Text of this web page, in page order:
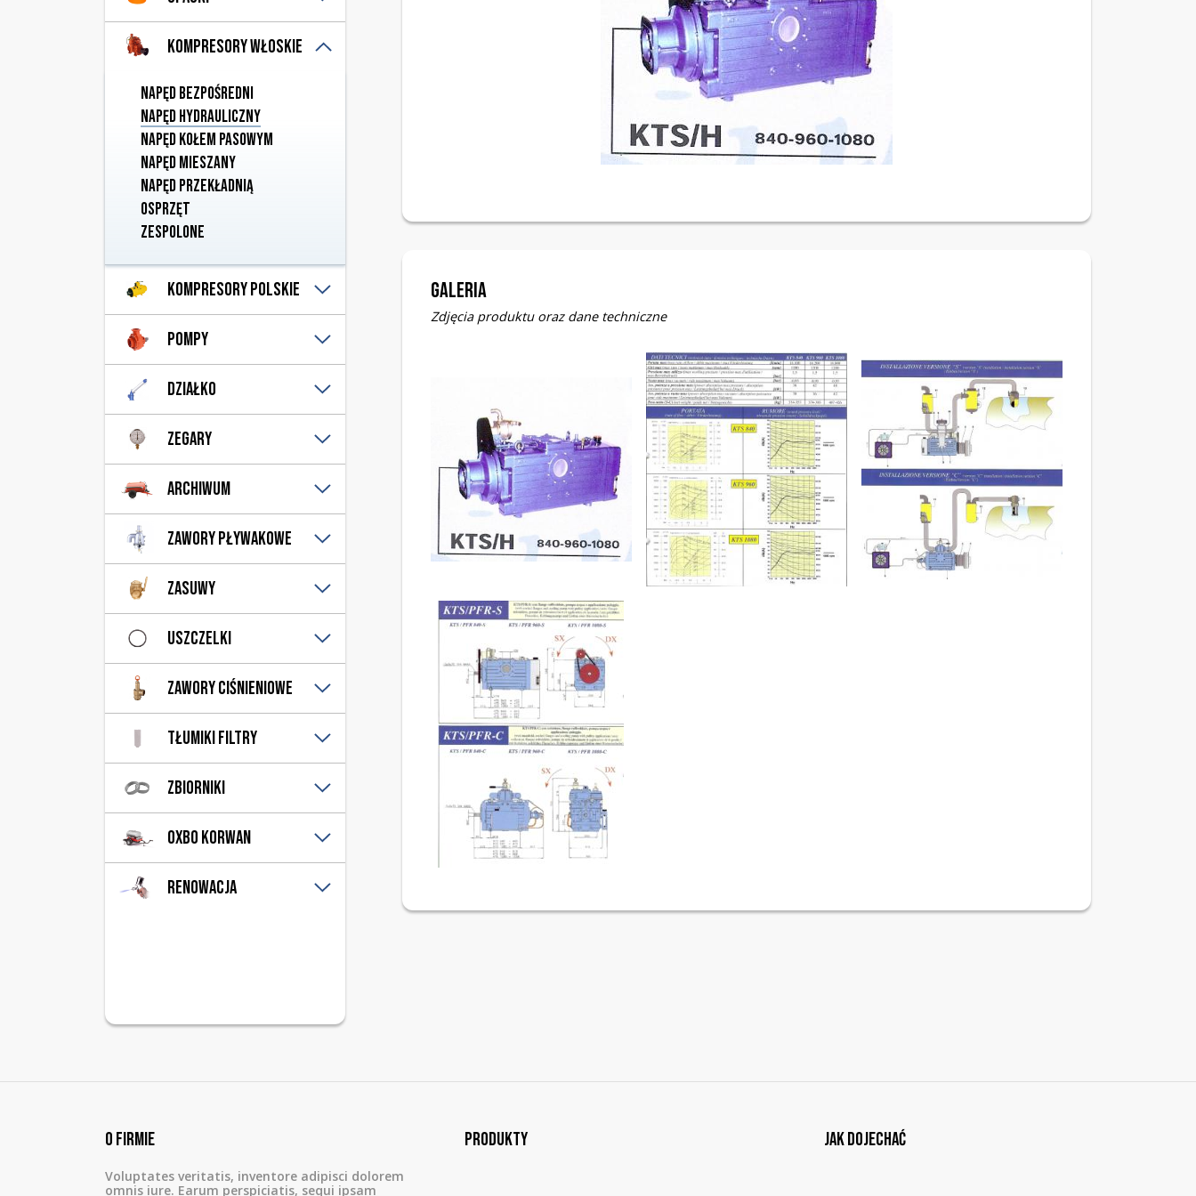
Włoskie "D"
Ssąco-tłoczące
Tłoczne
OpaskiKompresory włoskie
Napęd bezpośredni
Napęd hydrauliczny
Napęd kołem pasowym
Napęd mieszany
Napęd przekładnią
Osprzęt
Zespolone
Kompresory polskie
Napęd hydrauliczny
Napęd kołem pasowym
Napęd przekładnią
Pompy
Knykciowe
Wirowe
Działko
Zraszacz
Zegary
Manowakuometry
Archiwum
Rolnicze
Samochodowe
Stacjonarne
Zawory pływakowe
Nadmiarowe
Przelewowe
Zasuwy
Części
Hydrauliczna
Pneumatyczna
Ręczna
Uniwersalna
Uszczelki
Gumowe dennic
Gumowe łączników
Wylewki
Zawory ciśnieniowe
Nadciśnienia
Podciśnienia
Tłumiki filtry
Filtry
Tłumiki
Zbiorniki
Dennice
Pierścienie
Płaszcz poszycia
Płaszcz zbiornika
Oxbo Korwan
Modernizacje
Renowacja
Galeria
Zdjęcia produktu oraz dane techniczne
O firmie
Voluptates veritatis, inventore adipisci dolorem
omnis iure. Earum perspiciatis, sequi ipsam
Produkty Jak dojechać